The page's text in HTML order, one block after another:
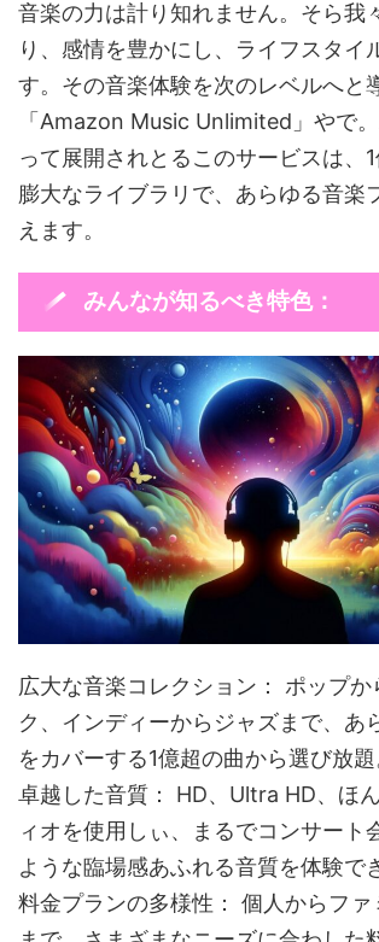
音楽の力は計り知れません。そら我
り、感情を豊かにし、ライフスタイ
す。その音楽体験を次のレベルへと
「Amazon Music Unlimited」やで
って展開されとるこのサービスは、
膨大なライブラリで、あらゆる音楽
えます。
みんなが知るべき特色：
広大な音楽コレクション： ポップか
ク、インディーからジャズまで、あ
をカバーする1億超の曲から選び放題
卓越した音質： HD、Ultra HD、ほ
ィオを使用しぃ、まるでコンサート
ような臨場感あふれる音質を体験で
料金プランの多様性： 個人からファ